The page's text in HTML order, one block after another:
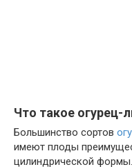
Что такое огурец-
Большинство сортов
имеют плоды
цилиндрической формы.